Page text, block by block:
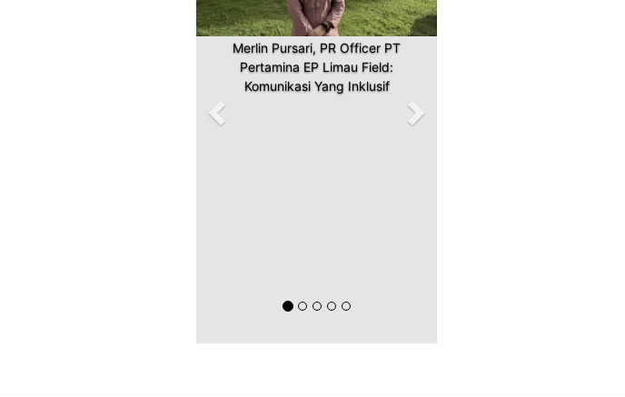
Merlin Pursari, PR Officer PT
Pertamina EP Limau Field:
Komunikasi Yang Inklusif